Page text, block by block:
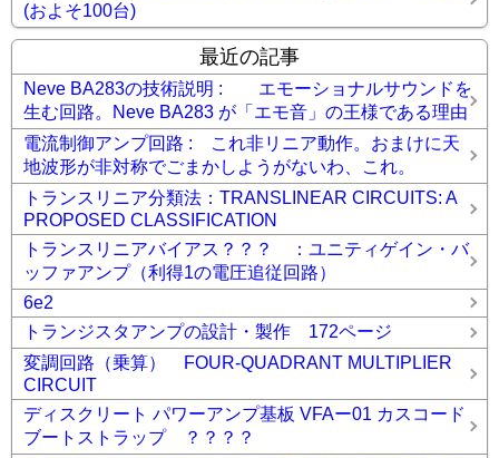
(およそ100台)
最近の記事
Neve BA283の技術説明 : エモーショナルサウンドを
生む回路。Neve BA283 が「エモ音」の王様である理由
電流制御アンプ回路 : これ非リニア動作。おまけに天
地波形が非対称でごまかしようがないわ、これ。
トランスリニア分類法：TRANSLINEAR CIRCUITS: A
PROPOSED CLASSIFICATION
トランスリニアバイアス？？？ ：ユニティゲイン・バ
ッファアンプ（利得1の電圧追従回路）
6e2
トランジスタアンプの設計・製作 172ページ
変調回路（乗算） FOUR-QUADRANT MULTIPLIER
CIRCUIT
ディスクリート パワーアンプ基板 VFAー01 カスコード
ブートストラップ ？？？？